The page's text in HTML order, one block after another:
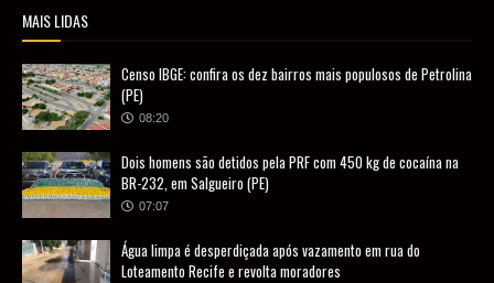
MAIS LIDAS
Censo IBGE: confira os dez bairros mais populosos de Petrolina
(PE)
08:20
Dois homens são detidos pela PRF com 450 kg de cocaína na
BR-232, em Salgueiro (PE)
07:07
Água limpa é desperdiçada após vazamento em rua do
Loteamento Recife e revolta moradores